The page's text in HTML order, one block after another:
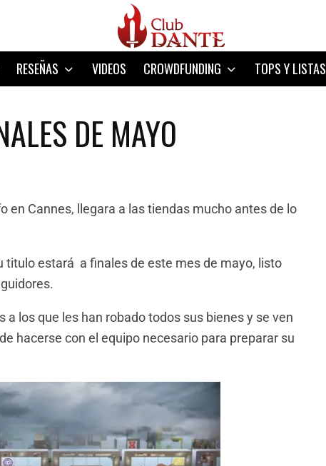
RESEÑAS VIDEOS CROWDFUNDING TOPS Y LISTAS
DE MAYO
Cannes, llegara a las tiendas mucho antes de lo
titulo estará a finales de este mes de mayo, listo
los que les han robado todos sus bienes y se ven
hacerse con el equipo necesario para preparar su